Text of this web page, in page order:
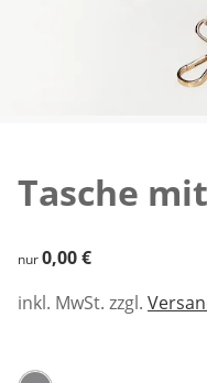
Tasche
0,00 €
nur0,00 €
inkl. MwSt. zzgl.